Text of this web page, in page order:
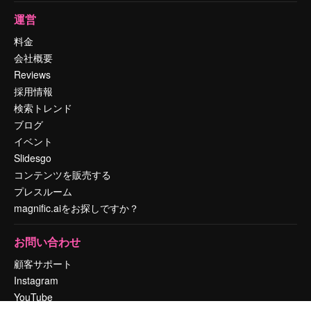
運営
料金
会社概要
Reviews
採用情報
検索トレンド
ブログ
イベント
Slidesgo
コンテンツを販売する
プレスルーム
magnific.aiをお探しですか？
お問い合わせ
顧客サポート
Instagram
YouTube